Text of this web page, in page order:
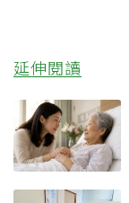
延伸閱讀